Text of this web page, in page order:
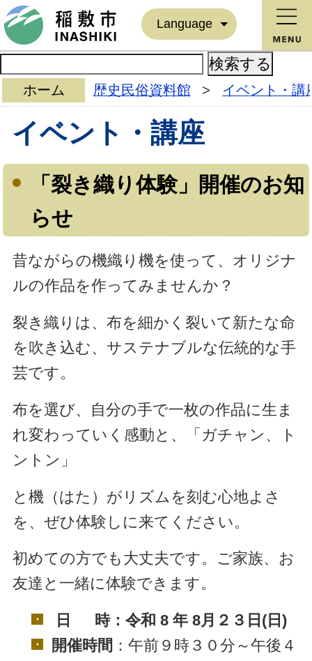
Language
ホーム 歴史民俗資料館 > イベント・講
イベント・講座
「裂き織り体験」開催のお知
らせ
昔ながらの機織り機を使って、オリジナ
ルの作品を作ってみませんか？
裂き織りは、布を細かく裂いて新たな命
を吹き込む、サステナブルな伝統的な手
芸です。
布を選び、自分の手で一枚の作品に生ま
れ変わっていく感動と、「ガチャン、ト
ントン」
と機（はた）がリズムを刻む心地よさ
を、ぜひ体験しに来てください。
初めての方でも大丈夫です。ご家族、お
友達と一緒に体験できます。
日 時： 令和 8 年 8月２３日(日)
開催時間 ：午前９時３０分～午後４